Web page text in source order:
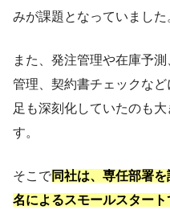
みが課題となっていました
また、発注管理や在庫予
管理、契約書チェックな
足も深刻化していたのも
す。
そこで同社は、専任部署
名によるスモールスター